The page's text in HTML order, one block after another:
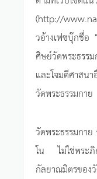
(http://
วอ้างเฟซบุ๊กชื่อ
ศิษย์วัดพระธรร
และโจมตีศาสน
วัดพระธรรมกาย
วัดพระธรรมกา
โน ไม่ใช่พร
กัลยาณมิตรของ